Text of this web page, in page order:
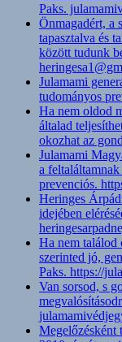
Paks.
Önmagadért, a
tapasztalva és
között tudunk
Julamami
tudományos
Ha nem oldod
általad
okozhat az
Julamami
a
prevenciós.
Heringes
idejében
Ha nem találod
szerinted jó,
Paks. https://
Van sorsod, s
Megelőzésként